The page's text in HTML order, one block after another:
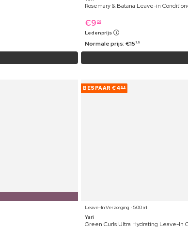
Rosemary & Batana Leave-in
€9 09
Ledenprijs
Normale prijs:€15 29
BESPAAR €4 65
Leave-In Verzorging ⋅ 500 ml
Yari
Green Curls Ultra Hydrating Leave-In